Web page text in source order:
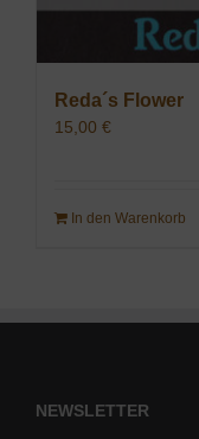
Reda´s Flower
15,00 €
In den Warenkorb
NEWSLETTER